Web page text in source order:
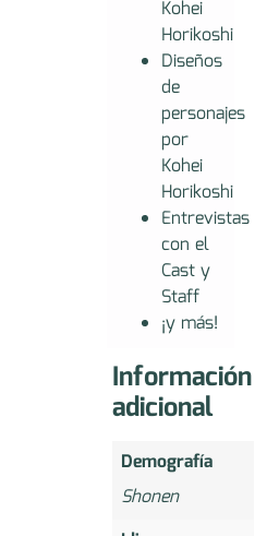
Kohei
Horikoshi
Diseños
de
personajes
por
Kohei
Horikoshi
Entrevistas
con el
Cast y
Staff
¡y más!
Información
adicional
Demografía
Shonen